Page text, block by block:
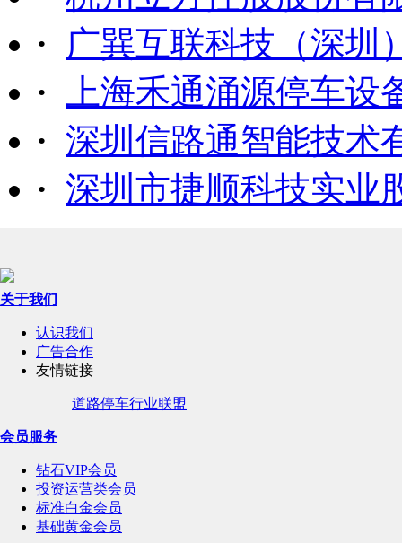
·
广巽互联科技（深圳
·
上海禾通涌源停车设
· 深圳信路通智能技术
· 深圳市捷顺科技实业
关于我们
认识我们
广告合作
友情链接
道路停车行业联盟
会员服务
钻石VIP会员
投资运营类会员
标准白金会员
基础黄金会员